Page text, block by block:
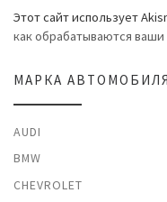
Этот сайт использует
как обрабатываются
МАРКА АВТОМОБИЛЯ
AUDI
BMW
CHEVROLET